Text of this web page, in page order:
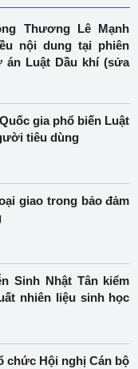
Thương Lê Mạnh
nội dung tại phiên
án Luật Dầu khí (sửa
gia phổ biến Luật
tiêu dùng
giao trong bảo đảm
Sinh Nhật Tân kiểm
nhiên liệu sinh học
chức Hội nghị Cán bộ